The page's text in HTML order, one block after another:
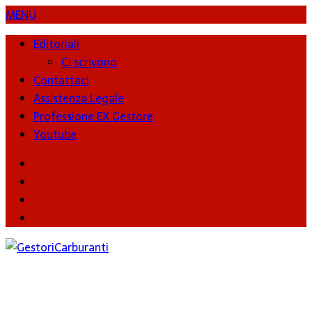
MENU
Editoriali
Ci scrivono
Contattaci
Assistenza Legale
Professione EX Gestore
Youtube